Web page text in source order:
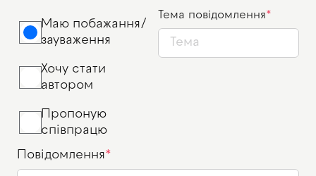
Маю побажання/
зауваження
Хочу стати
автором
Пропоную
співпрацю
Тема повідомлення
Повідомлення